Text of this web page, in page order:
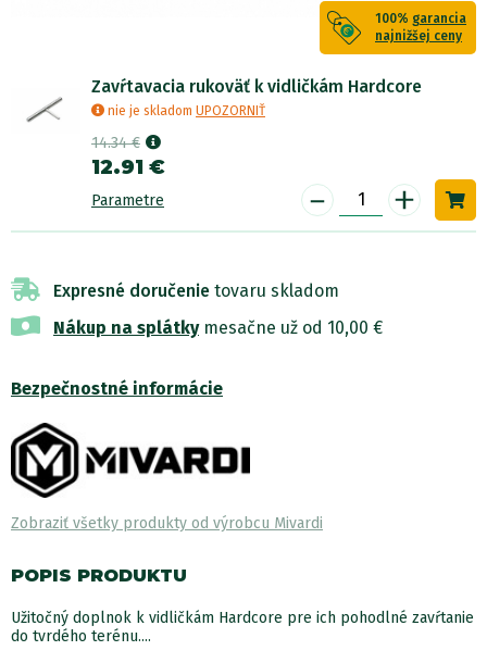
100% garancia
najnižšej ceny
Zavŕtavacia rukoväť k vidličkám Hardcore
nie je skladom UPOZORNIŤ
14.34 €
12.91 €
Parametre - +
Expresné doručenie tovaru skladom
Nákup na splátkymesačne už od 10,00 €
Bezpečnostné informácie
Zobraziť všetky produkty od výrobcu Mivardi
POPIS PRODUKTU
Užitočný doplnok k vidličkám Hardcore pre ich pohodlné zavŕtanie
do tvrdého terénu....